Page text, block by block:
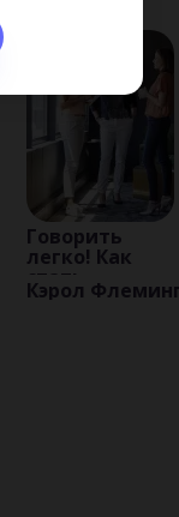
Говорить
легко! Как
стать
приятным
Кэрол